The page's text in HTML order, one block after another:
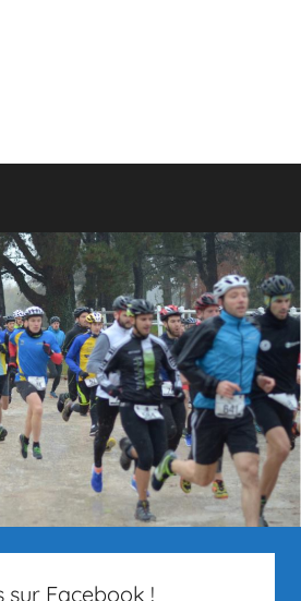
sur Facebook !